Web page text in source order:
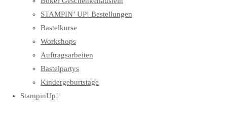
STAMPIN’ UP! Bestellungen
Bastelkurse
Workshops
Auftragsarbeiten
Bastelpartys
Kindergeburtstage
StampinUp!